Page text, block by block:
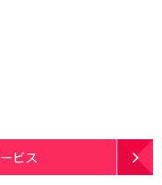
ビス